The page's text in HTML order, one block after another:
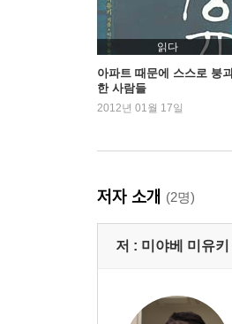
읽다
아파트 때문에 스스로 붕괴
한 사람들
2012년 01월 17일
저자 소개 (2명)
저 : 미야베 미유키